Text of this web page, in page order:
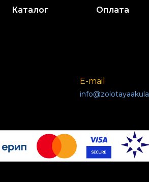
Каталог Оплата
E-mail